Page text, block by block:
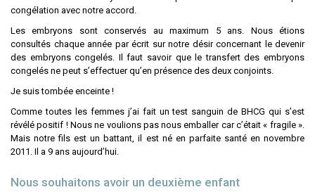
congélation avec notre accord.
Les embryons sont conservés au maximum 5 ans. Nous étions
consultés chaque année par écrit sur notre désir concernant le devenir
des embryons congelés. Il faut savoir que le transfert des embryons
congelés ne peut s’effectuer qu’en présence des deux conjoints.
Je suis tombée enceinte !
Comme toutes les femmes j’ai fait un test sanguin de BHCG qui s’est
révélé positif ! Nous ne voulions pas nous emballer car c’était « fragile ».
Mais notre fils est un battant, il est né en parfaite santé en novembre
2011. Il a 9 ans aujourd’hui.
Nous souhaitons avoir un deuxième enfant